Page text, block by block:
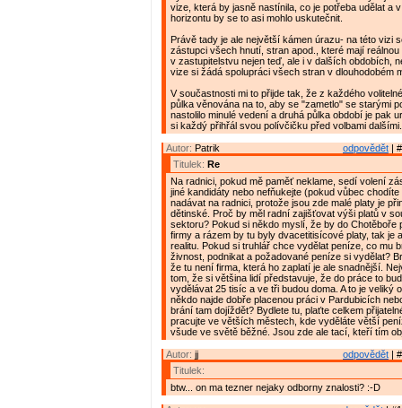
vize, která by jasně nastínila, co je potřeba udělat a
horizontu by se to asi mohlo uskutečnit.
Právě tady je ale největší kámen úrazu- na této vizi
zástupci všech hnutí, stran apod., které mají
v zastupitelstvu nejen teď, ale i v dalších obdobích,
vize si žádá spolupráci všech stran v dlouhodobém
V součastnosti mi to přijde tak, že z každého
půlka věnována na to, aby se "zametlo" se starými
nastolilo minulé vedení a druhá půlka období je pak
si každý přihřál svou polívčičku před volbami
odpovědět |
Autor: Patrik
Titulek: Re
Na radnici, pokud mě paměť neklame, sedí volení
jiné kandidáty nebo nefňukejte (pokud vůbec chodíte
nadávat na radnici, protože jsou zde malé platy je
dětinské. Proč by měl radní zajišťovat výši platů v
sektoru? Pokud si někdo myslí, že by do Chotěboře
firmy a rázem by tu byly dvacetitisícové platy, tak je
realitu. Pokud si truhlář chce vydělat peníze, co mu
živnost, podnikat a požadované peníze si vydělat?
že tu není firma, která ho zaplatí je ale snadnější.
tom, že si většina lidí představuje, že do práce to
vydělávat 25 tisíc a ve tři budou doma. A to je veliký
někdo najde dobře placenou práci v Pardubicích
brání tam dojíždět? Bydlete tu, plaťte celkem
pracujte ve větších městech, kde vyděláte větší
všude ve světě běžné. Jsou zde ale tací, kteří tím
odpovědět |
Autor: jj
Titulek:
btw... on ma tezner nejaky odborny znalosti? :-D